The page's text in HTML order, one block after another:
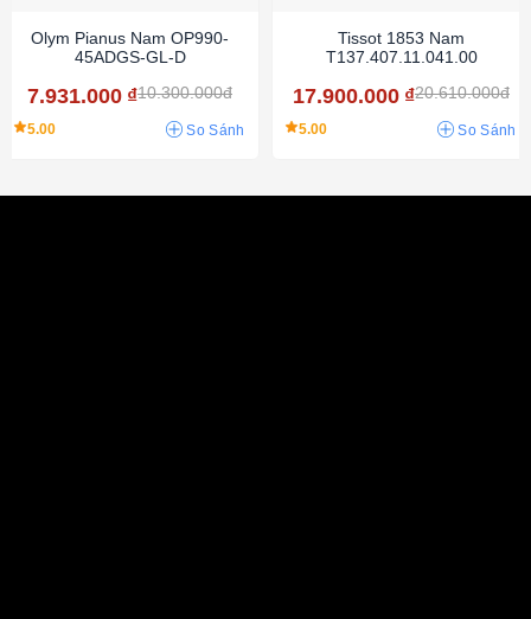
Olym Pianus Nam OP990-
45ADGS-GL-D
7.931.000 ₫10.300.000đ
5.00 So Sánh
Tissot 1853 Nam
T137.407.11.041.00
17.900.000 ₫20.610.000đ
5.00 So Sánh